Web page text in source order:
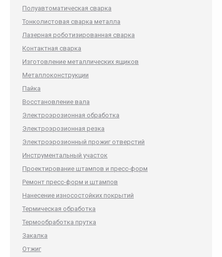
Полуавтоматическая сварка
Тонколистовая сварка металла
Лазерная роботизированная сварка
Контактная сварка
Изготовление металлических ящиков
Металлоконструкции
Пайка
Восстановление вала
Электроэрозионная обработка
Электроэрозионная резка
Электроэрозионный прожиг отверстий
Инструментальный участок
Проектирование штампов и пресс-форм
Ремонт пресс-форм и штампов
Нанесение износостойких покрытий
Термическая обработка
Термообработка прутка
Закалка
Отжиг